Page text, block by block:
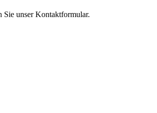
Sie unser Kontaktformular.